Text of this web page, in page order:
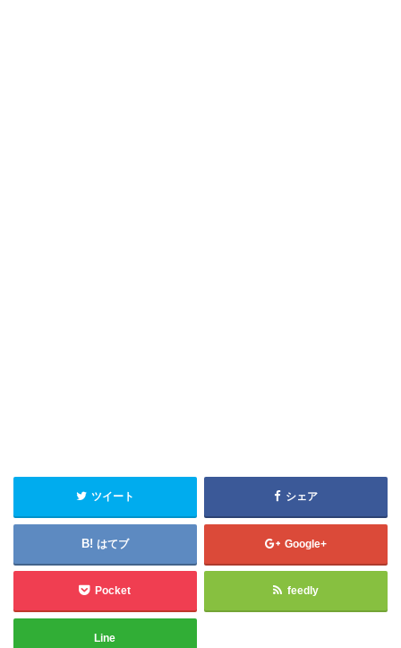
ツイート シェア
はてブ Google+
Pocket feedly
Line